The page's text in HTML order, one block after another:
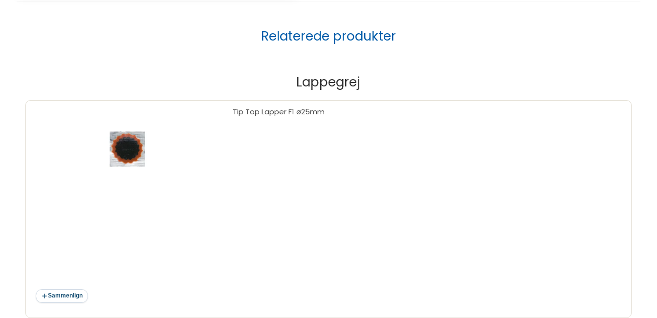
Vil du konvertere til tubeless og mindske risikoen for punkteringer?
Schwalbe Doc Blue Professional er din pålidelige tætningsvæske
Relaterede produkter
Lappegrej
Sammenlign
Tip Top Lapper F1 ø25mm